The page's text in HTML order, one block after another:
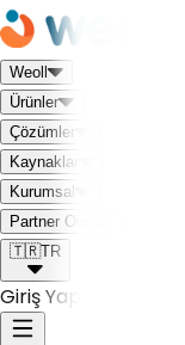
Weoll
Ürünler
Çözümler
Kaynaklar
Kurumsal
Partner Olmak İstiyorum
🇹🇷TR
Giriş Yap